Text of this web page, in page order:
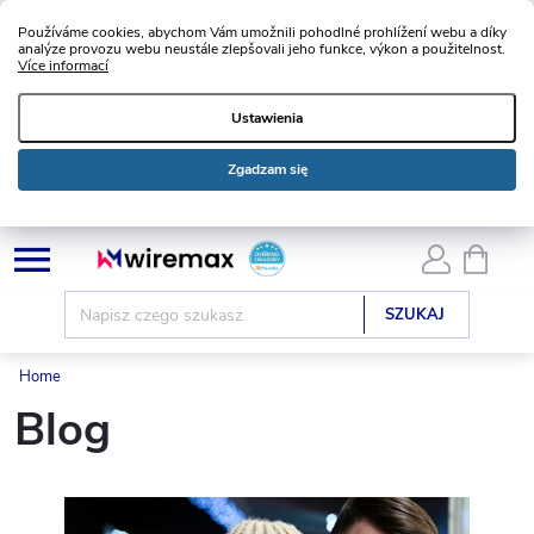
Používáme cookies, abychom Vám umožnili pohodlné prohlížení webu a díky
analýze provozu webu neustále zlepšovali jeho funkce, výkon a použitelnost.
Více informací
Ustawienia
Zgadzam się
Przejść
do
SZUKAJ
Home
Blog